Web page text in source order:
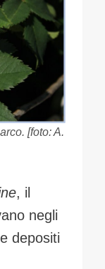
[foto: A.
, il
negli
depositi